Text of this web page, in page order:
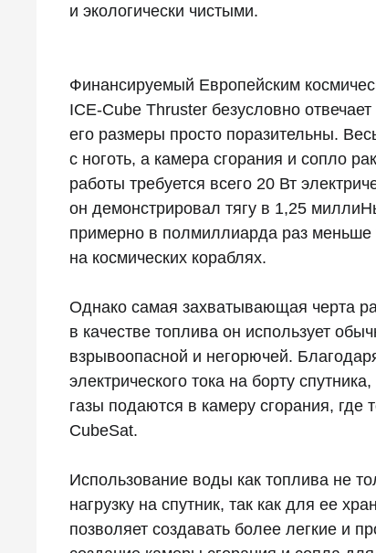
и экологически чистыми.
Финансируемый Европейским
ICE-Cube Thruster безусловно
его размеры просто поразительны.
с ноготь, а камера сгорания и сопло
работы требуется всего 20 Вт
он демонстрировал тягу в 1,25
примерно в полмиллиарда раз меньше
на космических кораблях.
Однако самая захватывающая черта
в качестве топлива он использует
взрывоопасной и негорючей.
электрического тока на борту
газы подаются в камеру сгорания, где
CubeSat.
Использование воды как топлива не
нагрузку на спутник, так как для ее
позволяет создавать более легкие и